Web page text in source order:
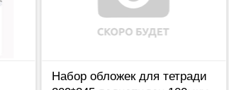
Набор обложек для тетради